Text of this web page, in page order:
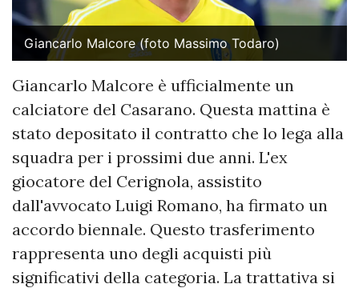
Giancarlo Malcore (foto Massimo Todaro)
Giancarlo Malcore è ufficialmente un
calciatore del Casarano. Questa mattina è
stato depositato il contratto che lo lega alla
squadra per i prossimi due anni. L'ex
giocatore del Cerignola, assistito
dall'avvocato Luigi Romano, ha firmato un
accordo biennale. Questo trasferimento
rappresenta uno degli acquisti più
significativi della categoria. La trattativa si